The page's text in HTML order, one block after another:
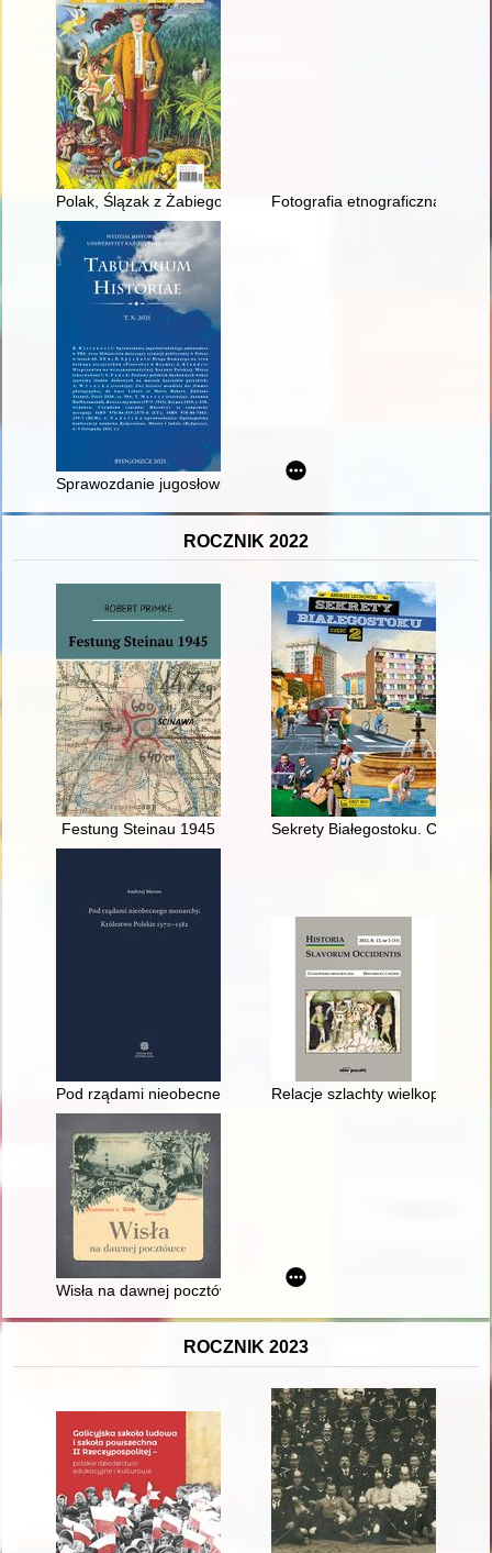
Polak, Ślązak z Żabiego kraju : o kulturowej tożsamości
Fotografia etnograficzna
Sprawozdanie jugosłowiańskiego ambasadora w PRL Arso
ROCZNIK 2022
Festung Steinau 1945 Sekrety Białegostoku. Cz. 2
Pod rządami nieobecnego monarchy : Królestwo Polskie
Relacje szlachty wielkopolskiej
Wisła na dawnej pocztówce
ROCZNIK 2023